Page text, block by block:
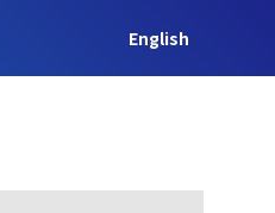
English